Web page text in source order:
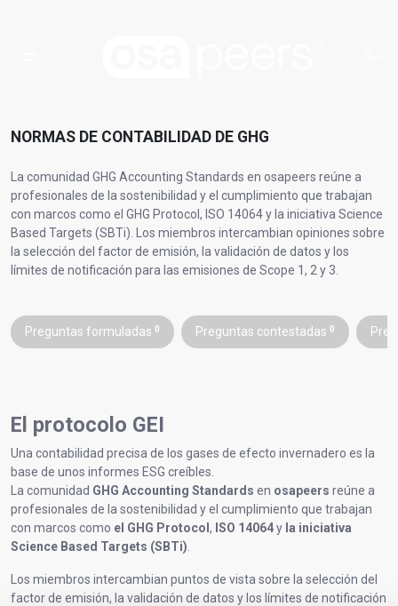
NORMAS DE CONTABILIDAD DE GHG
La comunidad GHG Accounting Standards en osapeers reúne a
profesionales de la sostenibilidad y el cumplimiento que trabajan
con marcos como el GHG Protocol, ISO 14064 y la iniciativa Science
Based Targets (SBTi). Los miembros intercambian opiniones sobre
la selección del factor de emisión, la validación de datos y los
límites de notificación para las emisiones de Scope 1, 2 y 3.
Preguntas formuladas 0 Preguntas contestadas 0
El protocolo GEI
Una contabilidad precisa de los gases de efecto invernadero es la
base de unos informes ESG creíbles.
La comunidad GHG Accounting Standards en osapeers reúne a
profesionales de la sostenibilidad y el cumplimiento que trabajan
con marcos como el GHG Protocol , ISO 14064y la iniciativa
Science Based Targets (SBTi)
Los miembros intercambian puntos de vista sobre la selección del
factor de emisión, la validación de datos y los límites de notificación